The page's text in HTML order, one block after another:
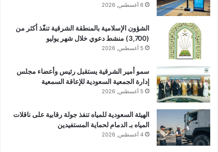
6 أغسطس, 2026
الشؤون الإسلامية بالمنطقة الشرقية تنفّذ أكثر من
(3,700) منشط دعوي خلال شهر يوليو
5 أغسطس, 2026
سمو أمير الشرقية يستقبل رئيس وأعضاء مجلس
إدارة الجمعية السعودية للإعاقة السمعية
5 أغسطس, 2026
الهيئة السعودية للمياه تنفذ جولة رقابية على ناقلات
المياه بـ الدمام لحماية المستفيدين
4 أغسطس, 2026